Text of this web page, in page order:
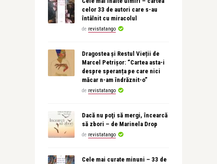
celor 33 de autori care s-au
întâlnit cu miracolul
de revistatango
Dragostea și Restul Vieții de
Marcel Petrișor: “Cartea asta-i
despre speranța pe care nici
măcar n-am îndrăznit-o”
de revistatango
Dacă nu poţi să mergi, încearcă
să zbori – de Marinela Drop
de revistatango
Cele mai curate minuni – 33 de